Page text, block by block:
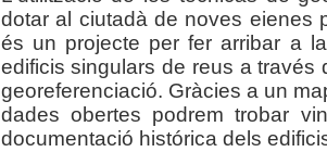
dotar al ciutadà de noves eienes
és un projecte per fer arribar a
edificis singulars de reus a través
georeferenciació. Gràcies a un
dades obertes podrem trobar
documentació histórica dels